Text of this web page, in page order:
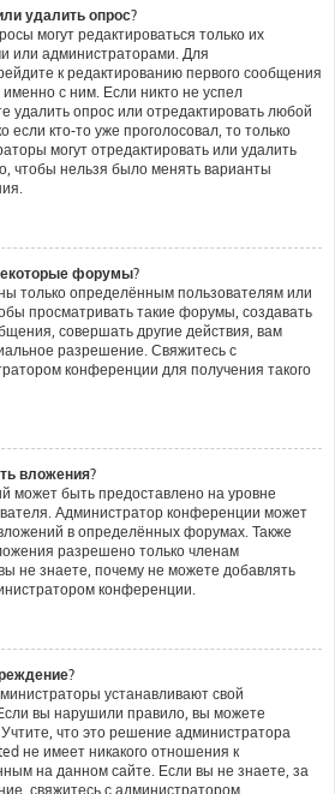
удалить опрос?
могут редактироваться только их
или администраторами. Для
к редактированию первого сообщения
именно с ним. Если никто не успел
удалить опрос или отредактировать любой
если кто-то уже проголосовал, то только
могут отредактировать или удалить
чтобы нельзя было менять варианты
форумы?
только определённым пользователям или
просматривать такие форумы, создавать
совершать другие действия, вам
разрешение. Свяжитесь с
конференции для получения такого
вложения?
может быть предоставлено на уровне
Администратор конференции может
в определённых форумах. Также
разрешено только членам
не знаете, почему не можете добавлять
конференции.
устанавливают свой
вы нарушили правило, вы можете
что это решение администратора
не имеет никакого отношения к
на данном сайте. Если вы не знаете, за
свяжитесь с администратором